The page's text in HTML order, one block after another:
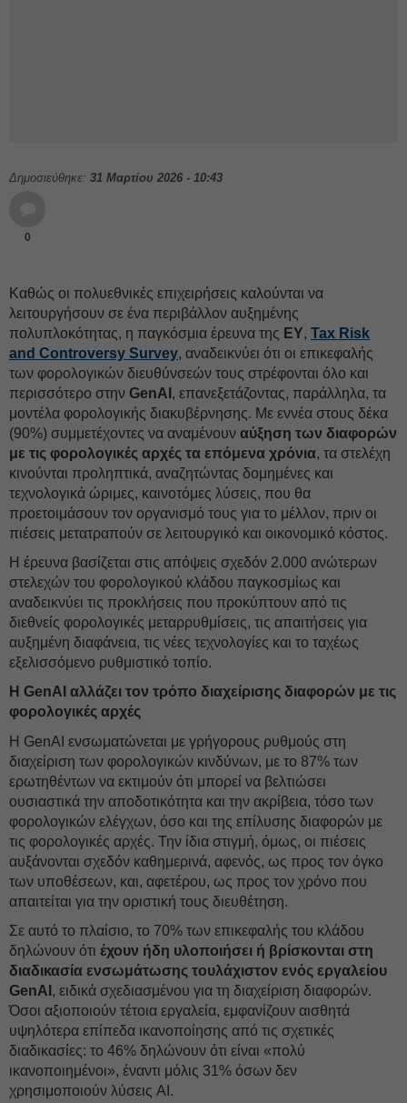
Δημοσιεύθηκε: 31 Μαρτίου 2026 - 10:43
0
Καθώς οι πολυεθνικές επιχειρήσεις καλούνται να
λειτουργήσουν σε ένα περιβάλλον αυξημένης
πολυπλοκότητας, η παγκόσμια έρευνα της ΕΥ, Tax Risk
and Controversy Survey, αναδεικνύει ότι οι επικεφαλής
των φορολογικών διευθύνσεών τους στρέφονται όλο και
περισσότερο στην GenAI , επανεξετάζοντας, παράλληλα, τα
μοντέλα φορολογικής διακυβέρνησης. Με εννέα στους δέκα
(90%) συμμετέχοντες να αναμένουν αύξηση των διαφορών
με τις φορολογικές αρχές τα επόμενα χρόνια, τα στελέχη
κινούνται προληπτικά, αναζητώντας δομημένες και
τεχνολογικά ώριμες, καινοτόμες λύσεις, που θα
προετοιμάσουν τον οργανισμό τους για το μέλλον, πριν οι
πιέσεις μετατραπούν σε λειτουργικό και οικονομικό κόστος.
Η έρευνα βασίζεται στις απόψεις σχεδόν 2.000 ανώτερων
στελεχών του φορολογικού κλάδου παγκοσμίως και
αναδεικνύει τις προκλήσεις που προκύπτουν από τις
διεθνείς φορολογικές μεταρρυθμίσεις, τις απαιτήσεις για
αυξημένη διαφάνεια, τις νέες τεχνολογίες και το ταχέως
εξελισσόμενο ρυθμιστικό τοπίο.
Η GenAI αλλάζει τον τρόπο διαχείρισης διαφορών με τις
φορολογικές αρχές
Η GenAI ενσωματώνεται με γρήγορους ρυθμούς στη
διαχείριση των φορολογικών κινδύνων, με το 87% των
ερωτηθέντων να εκτιμούν ότι μπορεί να βελτιώσει
ουσιαστικά την αποδοτικότητα και την ακρίβεια, τόσο των
φορολογικών ελέγχων, όσο και της επίλυσης διαφορών με
τις φορολογικές αρχές. Την ίδια στιγμή, όμως, οι πιέσεις
αυξάνονται σχεδόν καθημερινά, αφενός, ως προς τον όγκο
των υποθέσεων, και, αφετέρου, ως προς τον χρόνο που
απαιτείται για την οριστική τους διευθέτηση.
Σε αυτό το πλαίσιο, το 70% των επικεφαλής του κλάδου
δηλώνουν ότι έχουν ήδη υλοποιήσει ή βρίσκονται στη
διαδικασία ενσωμάτωσης τουλάχιστον ενός εργαλείου
GenAI , ειδικά σχεδιασμένου για τη διαχείριση διαφορών.
Όσοι αξιοποιούν τέτοια εργαλεία, εμφανίζουν αισθητά
υψηλότερα επίπεδα ικανοποίησης από τις σχετικές
διαδικασίες: το 46% δηλώνουν ότι είναι «πολύ
ικανοποιημένοι», έναντι μόλις 31% όσων δεν
χρησιμοποιούν λύσεις AI.